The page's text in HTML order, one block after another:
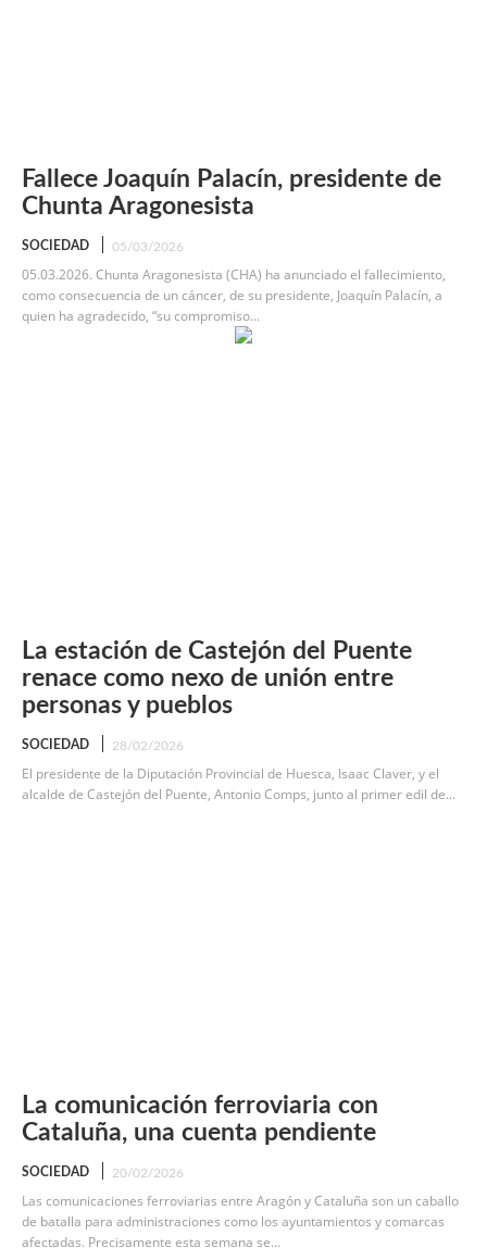
Fallece Joaquín Palacín, presidente de
Chunta Aragonesista
SOCIEDAD 05/03/2026
05.03.2026. Chunta Aragonesista (CHA) ha anunciado el fallecimiento,
como consecuencia de un cáncer, de su presidente, Joaquín Palacín, a
quien ha agradecido, “su compromiso...
La estación de Castejón del Puente
renace como nexo de unión entre
personas y pueblos
SOCIEDAD 28/02/2026
El presidente de la Diputación Provincial de Huesca, Isaac Claver, y el
alcalde de Castejón del Puente, Antonio Comps, junto al primer edil de...
La comunicación ferroviaria con
Cataluña, una cuenta pendiente
SOCIEDAD 20/02/2026
Las comunicaciones ferroviarias entre Aragón y Cataluña son un caballo
de batalla para administraciones como los ayuntamientos y comarcas
afectadas. Precisamente esta semana se...